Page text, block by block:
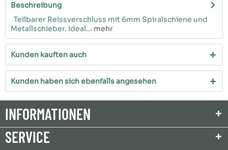
Beschreibung
Teilbarer Reissverschluss mit 6mm Spiralschiene und
Metallschieber. Ideal... mehr
Kunden kauften auch
Kunden haben sich ebenfalls angesehen
INFORMATIONEN
SERVICE